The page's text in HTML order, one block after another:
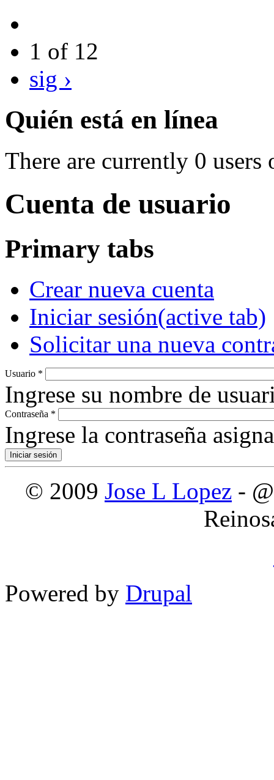
1 of 12
sig ›
Quién está en línea
There are currently 0 users
Cuenta de usuario
Primary tabs
Crear nueva cuenta
Iniciar sesión(active tab)
Solicitar una nueva
Usuario *
Ingrese su nombre de
Contraseña *
Ingrese la contraseña
© 2009 Jose L Lopez -
Powered by Drupal